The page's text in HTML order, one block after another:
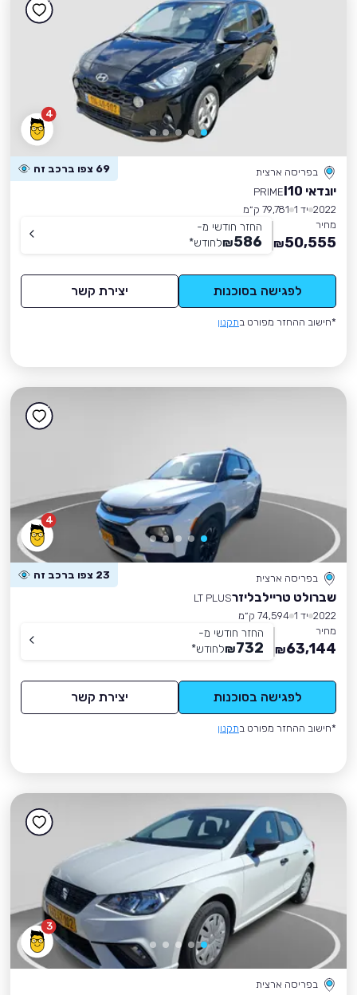
4
בפריסה ארצית 69 צפו ברכב זה
יונדאי I10
PRIME
2022 יד 1
79,781 ק״מ
מחיר
50,555
₪
החזר חודשי מ-
586
₪לחודש*
לפגישה בסוכנות יצירת קשר
*חישוב ההחזר מפורט בתקנון
4
בפריסה ארצית 23 צפו ברכב זה
שברולט טריילבליזרLT PLUS
2022 יד 1
74,594 ק״מ
מחיר
63,144
₪
החזר חודשי מ-
732
₪לחודש*
לפגישה בסוכנות יצירת קשר
*חישוב ההחזר מפורט בתקנון
3
בפריסה ארצית